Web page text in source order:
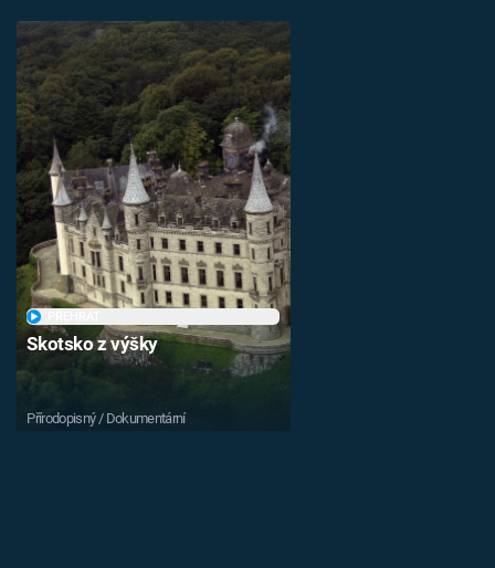
Skotsko z výšky
Přírodopisný / Dokumentární